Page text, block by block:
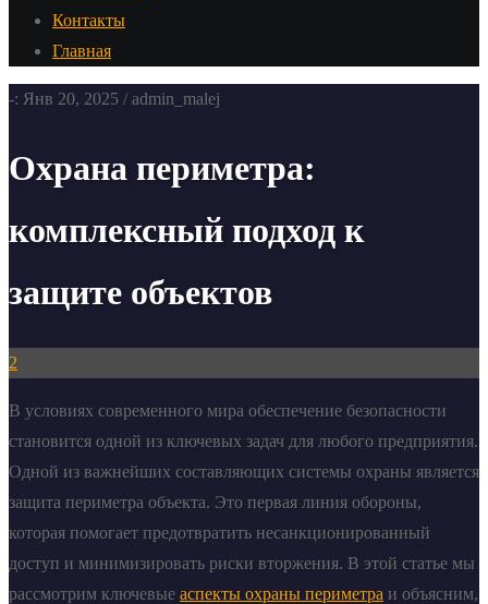
Контакты
Главная
-: Янв 20, 2025 / admin_malej
Охрана периметра:
комплексный подход к
защите объектов
2
В условиях современного мира обеспечение безопасности
становится одной из ключевых задач для любого предприятия.
Одной из важнейших составляющих системы охраны является
защита периметра объекта. Это первая линия обороны,
которая помогает предотвратить несанкционированный
доступ и минимизировать риски вторжения. В этой статье мы
рассмотрим ключевые аспекты охраны периметра и объясним,